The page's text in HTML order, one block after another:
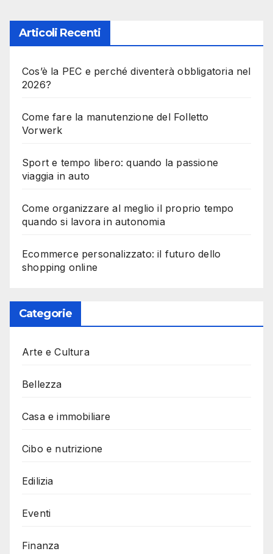
Articoli Recenti
Cos’è la PEC e perché diventerà obbligatoria nel
2026?
Come fare la manutenzione del Folletto
Vorwerk
Sport e tempo libero: quando la passione
viaggia in auto
Come organizzare al meglio il proprio tempo
quando si lavora in autonomia
Ecommerce personalizzato: il futuro dello
shopping online
Categorie
Arte e Cultura
Bellezza
Casa e immobiliare
Cibo e nutrizione
Edilizia
Eventi
Finanza